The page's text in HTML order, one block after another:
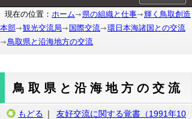
現在の位置： ホーム 県の組織と仕事
輝く鳥取創造
本部
観光交流局 国際交流
環日本海諸国との交流
鳥取県と沿海地方の交流
鳥取県と沿海地方の交流
もどる ｜
友好交流に関する覚書（1991年10